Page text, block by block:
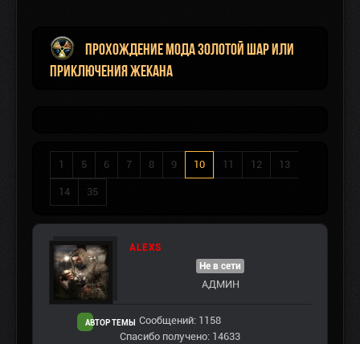
Прохождение мода Золотой Шар или
Приключения Жекана
1 5 6 7 8 9 10 11 12 13
14 35
ALEXS
АВТОР ТЕМЫ
Не в сети
АДМИН
Сообщений: 1158
Спасибо получено: 14633